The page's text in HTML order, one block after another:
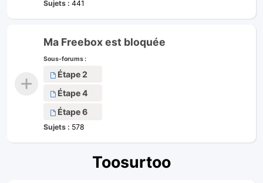
Sujets : 441
Ma Freebox est bloquée
Sous-forums :
Étape 2
Étape 4
Étape 6
Sujets : 578
Toosurtoo